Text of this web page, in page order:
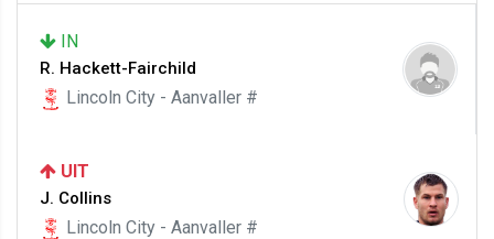
IN
R. Hackett-Fairchild
Lincoln City - Aanvaller #
UIT
J. Collins
Lincoln City - Aanvaller #